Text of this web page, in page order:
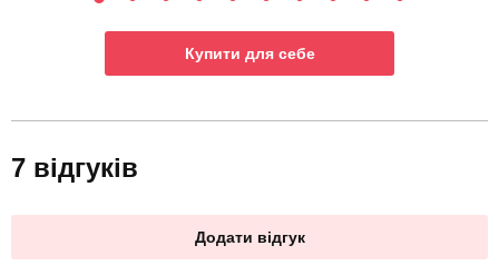
Купити для себе
7 відгуків
Додати відгук